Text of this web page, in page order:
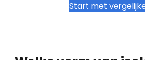
Start met